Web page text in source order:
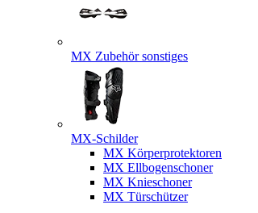
MX Zubehör sonstiges
MX-Schilder
MX Körperprotektoren
MX Ellbogenschoner
MX Knieschoner
MX Türschützer